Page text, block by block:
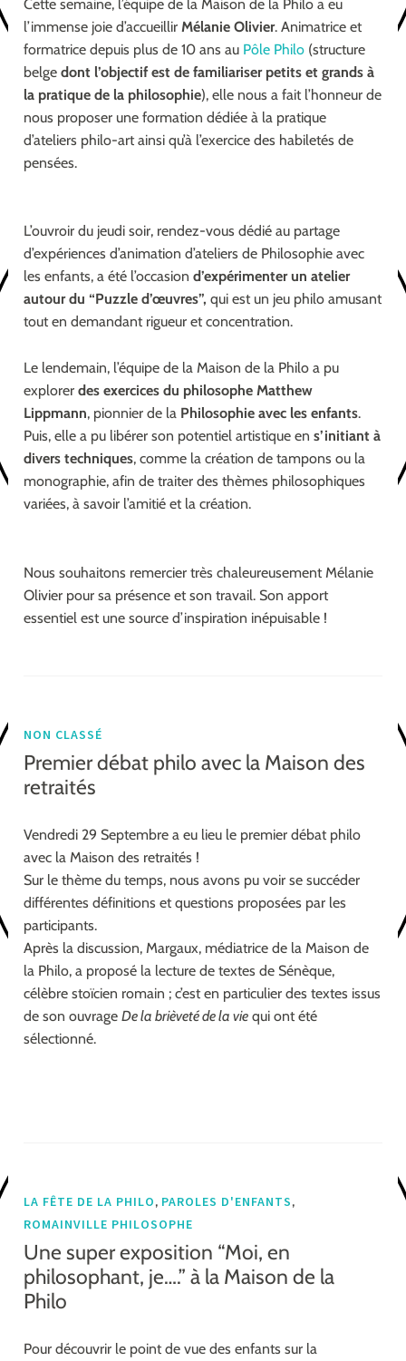
Cette semaine, l’équipe de la Maison de la Philo a eu
l’immense joie d’accueillirMélanie Olivier. Animatrice et
formatrice depuis plus de 10 ans au Pôle Philo (structure
belgedont l’objectif est de familiariser petits et grands à
la pratique de la philosophie), elle nous a fait l’honneur de
nous proposer une formation dédiée à la pratique
d’ateliers philo-art ainsi qu’à l’exercice des habiletés de
pensées.
L’ouvroir du jeudi soir, rendez-vous dédié au partage
d’expériences d’animation d’ateliers de Philosophie avec
les enfants, a été l’occasiond’expérimenter un atelier
autour du “Puzzle d’œuvres”, qui est un jeu philo amusant
tout en demandant rigueur et concentration.
Le lendemain, l’équipe de la Maison de la Philo a pu
explorerdes exercices du philosophe Matthew
Lippmann, pionnier de la Philosophie avec les enfants.
Puis, elle a pu libérer son potentiel artistique ens’initiant à
divers techniques, comme la création de tampons ou la
monographie, afin de traiter des thèmes philosophiques
variées, à savoir l’amitié et la création.
Nous souhaitons remercier très chaleureusement Mélanie
Olivier pour sa présence et son travail. Son apport
essentiel est une source d’inspiration inépuisable !
NON CLASSÉ
Premier débat philo avec la Maison des
retraités
Vendredi 29 Septembre a eu lieu le premier débat philo
avec la Maison des retraités !
Sur le thème du temps, nous avons pu voir se succéder
différentes définitions et questions proposées par les
participants.
Après la discussion, Margaux, médiatrice de la Maison de
la Philo, a proposé la lecture de textes de Sénèque,
célèbre stoïcien romain ; c’est en particulier des textes issus
de son ouvrageDe la brièveté de la vie qui ont été
sélectionné.
LA FÊTE DE LA PHILO, PAROLES D'ENFANTS,
ROMAINVILLE PHILOSOPHE
Une super exposition “Moi, en
philosophant, je….” à la Maison de la
Philo
Pour découvrir le point de vue des enfants sur la